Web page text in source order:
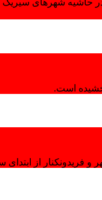
در حاشیه شهرهای
است.
و فریدونکنار از